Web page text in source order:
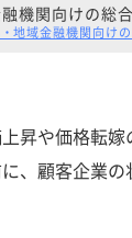
融機関向けの総
・地域金融機関向け
昇や価格転
、顧客企業